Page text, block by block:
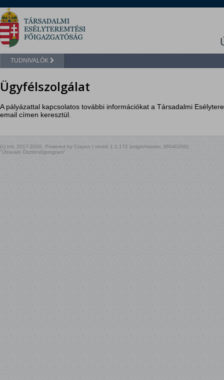
TUDNIVALÓK
Ügyfélszolgálat
A pályázattal kapcsolatos további információkat a Társadalmi
email címen keresztül.
(c) tml, 2017-2020. Powered by Crayon | verzió 1.1.172 (origin/master, 36040260)
"Útravaló Ösztöndíjprogram"